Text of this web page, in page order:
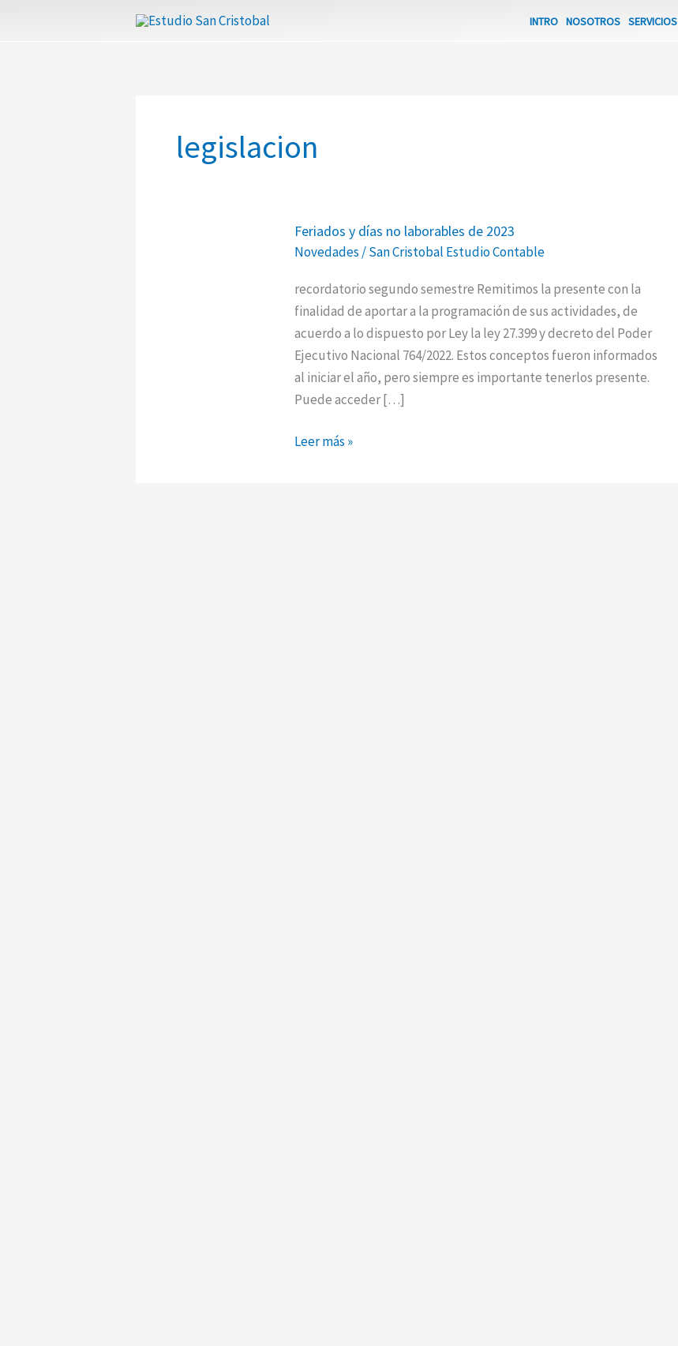
INTRO NOSOTROS SERVICIOS
legislacion
Feriados y días no laborables de 2023
Novedades/San Cristobal Estudio Contable
recordatorio segundo semestre Remitimos la presente con la
finalidad de aportar a la programación de sus actividades, de
acuerdo a lo dispuesto por Ley la ley 27.399 y decreto del Poder
Ejecutivo Nacional 764/2022. Estos conceptos fueron informados
al iniciar el año, pero siempre es importante tenerlos presente.
Puede acceder […]
y
días
Leer más »